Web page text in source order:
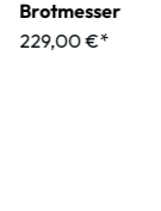
Brotmesser
229,00 €*